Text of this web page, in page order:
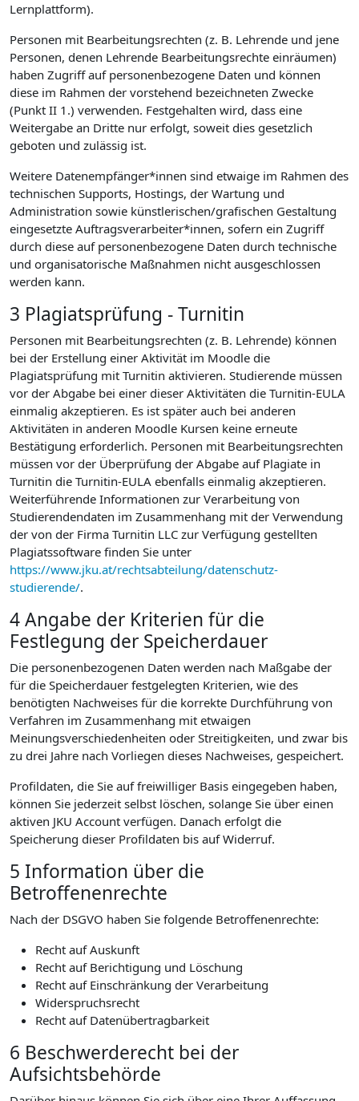
Lernplattform).
Personen mit Bearbeitungsrechten (z. B. Lehrende und jene
Personen, denen Lehrende Bearbeitungsrechte einräumen)
haben Zugriff auf personenbezogene Daten und können
diese im Rahmen der vorstehend bezeichneten Zwecke
(Punkt II 1.) verwenden. Festgehalten wird, dass eine
Weitergabe an Dritte nur erfolgt, soweit dies gesetzlich
geboten und zulässig ist.
Weitere Datenempfänger*innen sind etwaige im Rahmen des
technischen Supports, Hostings, der Wartung und
Administration sowie künstlerischen/grafischen Gestaltung
eingesetzte Auftragsverarbeiter*innen, sofern ein Zugriff
durch diese auf personenbezogene Daten durch technische
und organisatorische Maßnahmen nicht ausgeschlossen
werden kann.
3 Plagiatsprüfung - Turnitin
Personen mit Bearbeitungsrechten (z. B. Lehrende) können
bei der Erstellung einer Aktivität im Moodle die
Plagiatsprüfung mit Turnitin aktivieren. Studierende müssen
vor der Abgabe bei einer dieser Aktivitäten die Turnitin-EULA
einmalig akzeptieren. Es ist später auch bei anderen
Aktivitäten in anderen Moodle Kursen keine erneute
Bestätigung erforderlich. Personen mit Bearbeitungsrechten
müssen vor der Überprüfung der Abgabe auf Plagiate in
Turnitin die Turnitin-EULA ebenfalls einmalig akzeptieren.
Weiterführende Informationen zur Verarbeitung von
Studierendendaten im Zusammenhang mit der Verwendung
der von der Firma Turnitin LLC zur Verfügung gestellten
Plagiatssoftware finden Sie unter
https://www.jku.at/rechtsabteilung/datenschutz-
studierende/.
4 Angabe der Kriterien für die
Festlegung der Speicherdauer
Die personenbezogenen Daten werden nach Maßgabe der
für die Speicherdauer festgelegten Kriterien, wie des
benötigten Nachweises für die korrekte Durchführung von
Verfahren im Zusammenhang mit etwaigen
Meinungsverschiedenheiten oder Streitigkeiten, und zwar bis
zu drei Jahre nach Vorliegen dieses Nachweises, gespeichert.
Profildaten, die Sie auf freiwilliger Basis eingegeben haben,
können Sie jederzeit selbst löschen, solange Sie über einen
aktiven JKU Account verfügen. Danach erfolgt die
Speicherung dieser Profildaten bis auf Widerruf.
5 Information über die
Betroffenenrechte
Nach der DSGVO haben Sie folgende Betroffenenrechte:
Recht auf Auskunft
Recht auf Berichtigung und Löschung
Recht auf Einschränkung der Verarbeitung
Widerspruchsrecht
Recht auf Datenübertragbarkeit
6 Beschwerderecht bei der
Aufsichtsbehörde